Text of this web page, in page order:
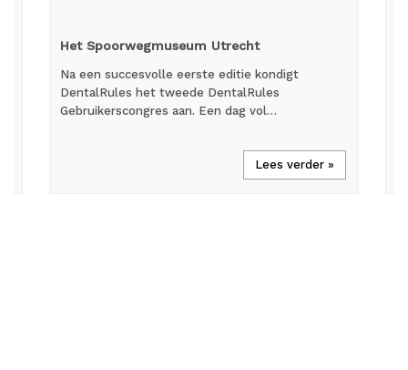
Het Spoorwegmuseum Utrecht
Na een succesvolle eerste editie kondigt
DentalRules het tweede DentalRules
Gebruikerscongres aan. Een dag vol…
Lees verder »